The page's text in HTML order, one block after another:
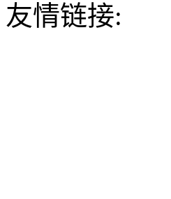
友情链接: